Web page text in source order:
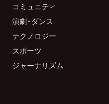
コミュニティ
演劇・ダンス
テクノロジー
スポーツ
ジャーナリズム